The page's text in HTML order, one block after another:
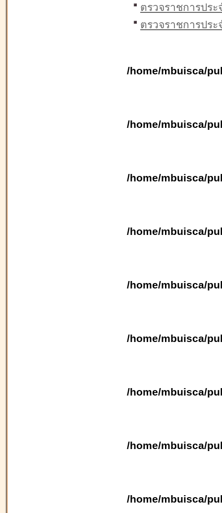
ตรวจราชการปร
ตรวจราชการปร
/home/mbuisca/
/home/mbuisca/
/home/mbuisca/
/home/mbuisca/
/home/mbuisca/
/home/mbuisca/
/home/mbuisca/
/home/mbuisca/
/home/mbuisca/